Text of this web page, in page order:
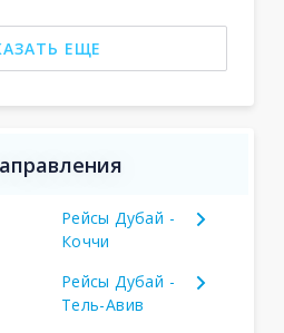
ЕЩЕ
Рейсы Дубай -
Коччи
Рейсы Дубай -
Тель-Авив